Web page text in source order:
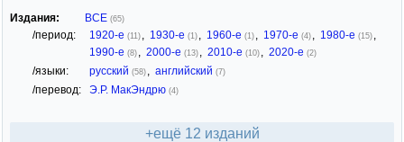
Издания: ВСЕ (65)
/период: 1920-е (11) , 1930-е (1) , 1960-е (1) , 1970-е (4) , 1980-е (15) ,
1990-е (8) , 2000-е (13) , 2010-е (10) , 2020-е (2)
/языки: русский (58) , английский (7)
/перевод: Э.Р. МакЭндрю (4)
+ещё 12 изданий